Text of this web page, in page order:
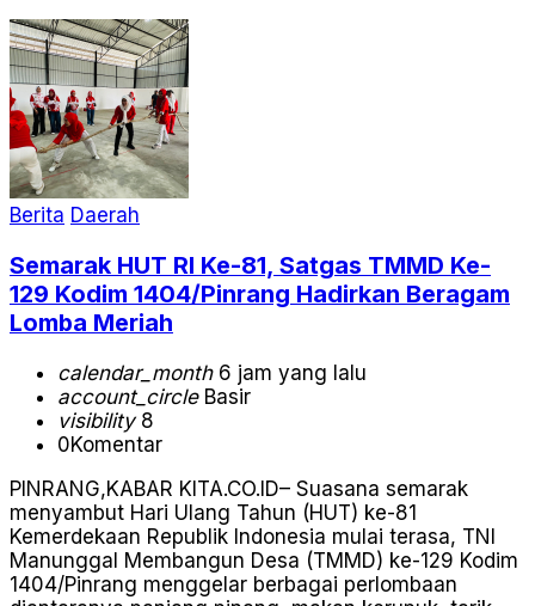
Berita Daerah
Semarak HUT RI Ke-81, Satgas TMMD Ke-
129 Kodim 1404/Pinrang Hadirkan Beragam
Lomba Meriah
calendar_month6 jam yang lalu
account_circleBasir
visibility8
0Komentar
PINRANG,KABAR KITA.CO.ID– Suasana semarak
menyambut Hari Ulang Tahun (HUT) ke-81
Kemerdekaan Republik Indonesia mulai terasa, TNI
Manunggal Membangun Desa (TMMD) ke-129 Kodim
1404/Pinrang menggelar berbagai perlombaan